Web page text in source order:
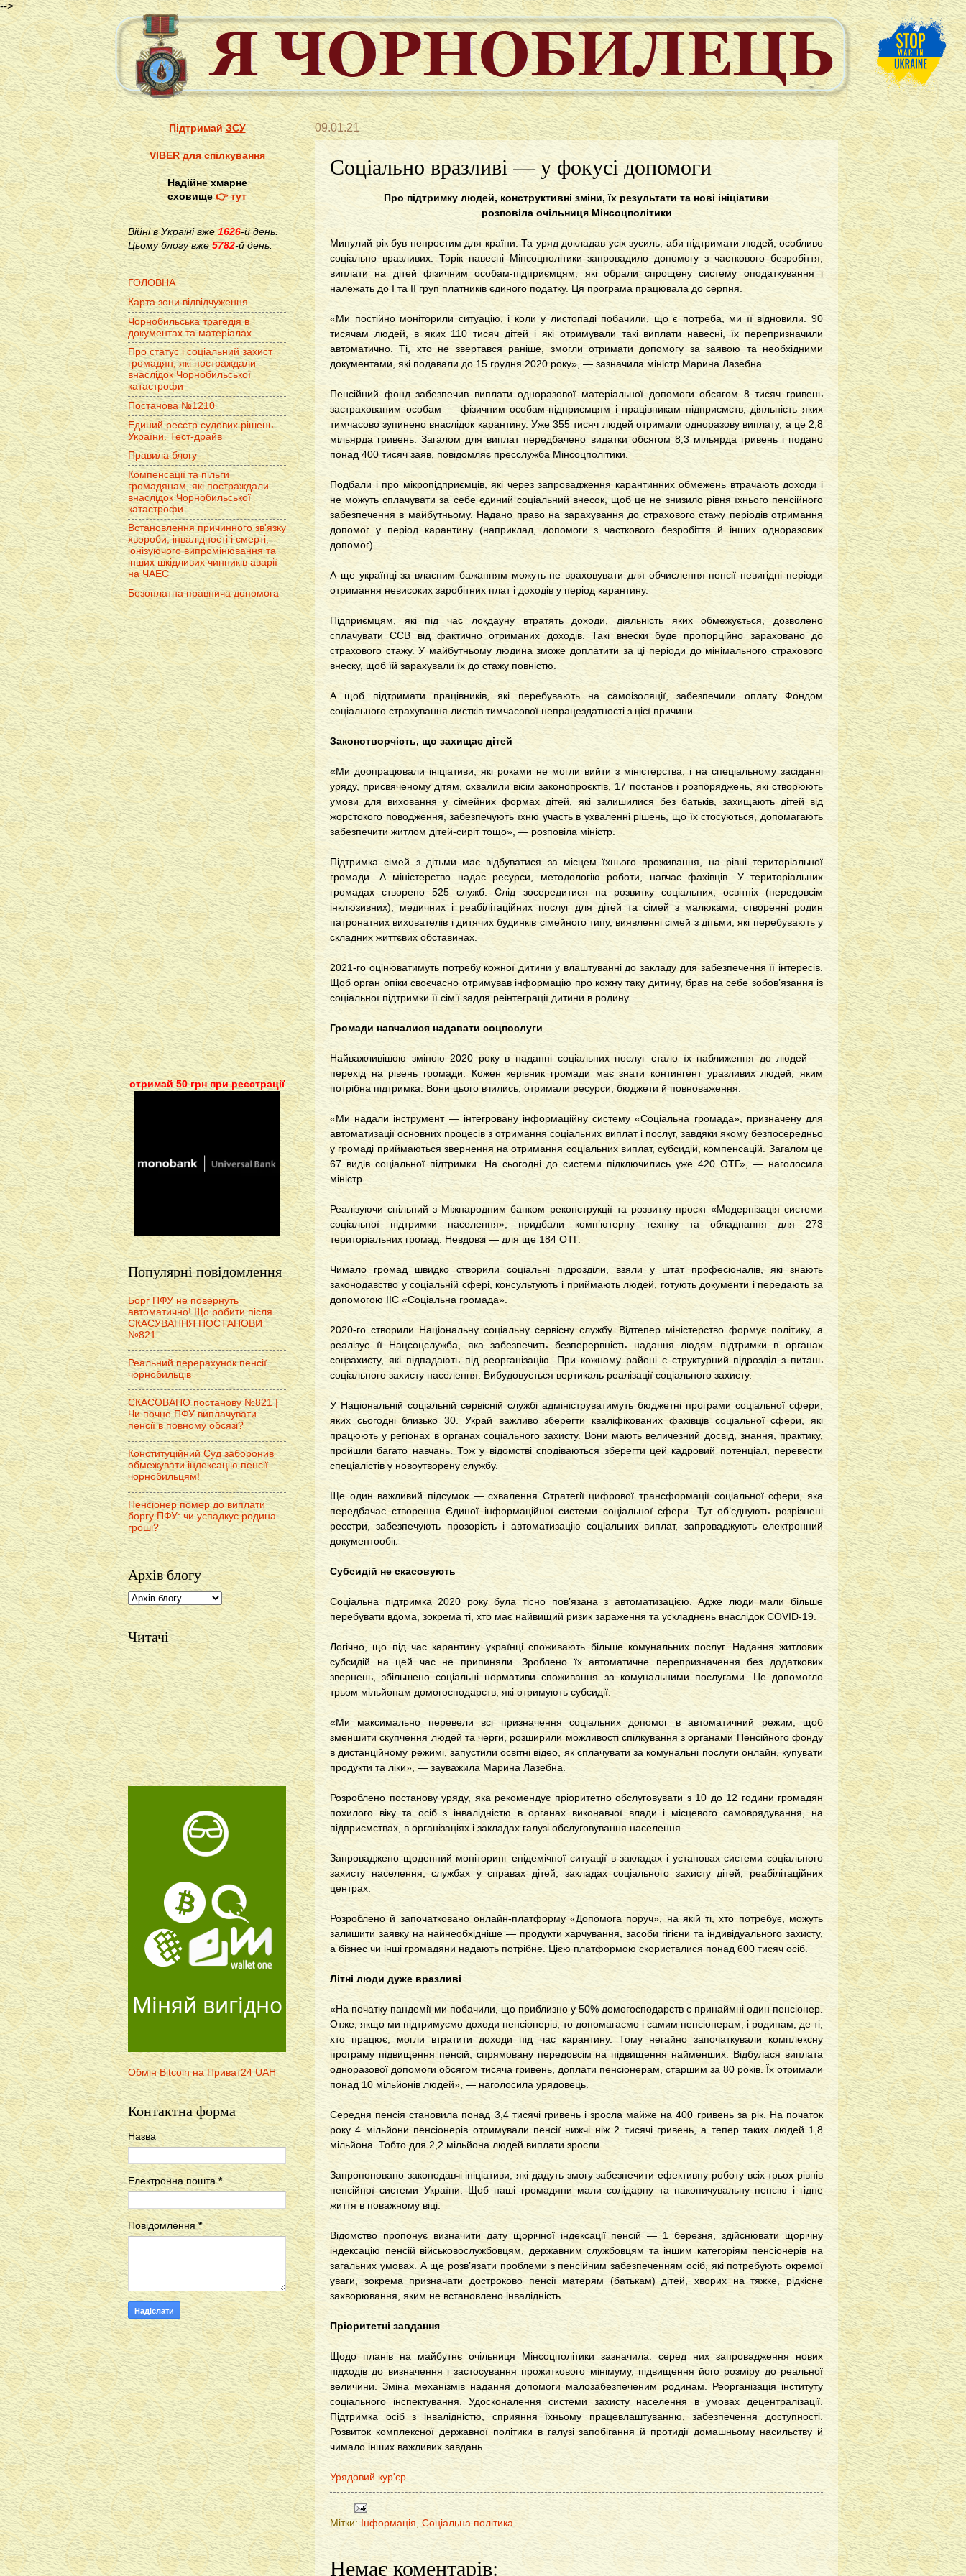
-->
09.01.21
Соціально вразливі — у фокусі допомоги
Про підтримку людей, конструктивні зміни, їх результати та нові ініціативи
розповіла очільниця Мінсоцполітики
Минулий рік був непростим для країни. Та уряд докладав усіх зусиль, аби підтримати людей, особливо
соціально вразливих. Торік навесні Мінсоцполітики запровадило допомогу з часткового безробіття,
виплати на дітей фізичним особам-підприємцям, які обрали спрощену систему оподаткування і
належать до І та ІІ груп платників єдиного податку. Ця програма працювала до серпня.
«Ми постійно моніторили ситуацію, і коли у листопаді побачили, що є потреба, ми її відновили. 90
тисячам людей, в яких 110 тисяч дітей і які отримували такі виплати навесні, їх перепризначили
автоматично. Ті, хто не звертався раніше, змогли отримати допомогу за заявою та необхідними
документами, які подавали до 15 грудня 2020 року», — зазначила міністр Марина Лазебна.
Пенсійний фонд забезпечив виплати одноразової матеріальної допомоги обсягом 8 тисяч гривень
застрахованим особам — фізичним особам-підприємцям і працівникам підприємств, діяльність яких
тимчасово зупинено внаслідок карантину. Уже 355 тисяч людей отримали одноразову виплату, а це 2,8
мільярда гривень. Загалом для виплат передбачено видатки обсягом 8,3 мільярда гривень і подано
понад 400 тисяч заяв, повідомляє пресслужба Мінсоцполітики.
Подбали і про мікропідприємців, які через запровадження карантинних обмежень втрачають доходи і
не можуть сплачувати за себе єдиний соціальний внесок, щоб це не знизило рівня їхнього пенсійного
забезпечення в майбутньому. Надано право на зарахування до страхового стажу періодів отримання
допомог у період карантину (наприклад, допомоги з часткового безробіття й інших одноразових
допомог).
А ще українці за власним бажанням можуть не враховувати для обчислення пенсії невигідні періоди
отримання невисоких заробітних плат і доходів у період карантину.
Підприємцям, які під час локдауну втратять доходи, діяльність яких обмежується, дозволено
сплачувати ЄСВ від фактично отриманих доходів. Такі внески буде пропорційно зараховано до
страхового стажу. У майбутньому людина зможе доплатити за ці періоди до мінімального страхового
внеску, щоб їй зарахували їх до стажу повністю.
А щоб підтримати працівників, які перебувають на самоізоляції, забезпечили оплату Фондом
соціального страхування листків тимчасової непрацездатності з цієї причини.
Законотворчість, що захищає дітей
«Ми доопрацювали ініціативи, які роками не могли вийти з міністерства, і на спеціальному засіданні
уряду, присвяченому дітям, схвалили вісім законопроєктів, 17 постанов і розпоряджень, які створюють
умови для виховання у сімейних формах дітей, які залишилися без батьків, захищають дітей від
жорстокого поводження, забезпечують їхню участь в ухваленні рішень, що їх стосуються, допомагають
забезпечити житлом дітей-сиріт тощо», — розповіла міністр.
Підтримка сімей з дітьми має відбуватися за місцем їхнього проживання, на рівні територіальної
громади. А міністерство надає ресурси, методологію роботи, навчає фахівців. У територіальних
громадах створено 525 служб. Слід зосередитися на розвитку соціальних, освітніх (передовсім
інклюзивних), медичних і реабілітаційних послуг для дітей та сімей з малюками, створенні родин
патронатних вихователів і дитячих будинків сімейного типу, виявленні сімей з дітьми, які перебувають у
складних життєвих обставинах.
2021-го оцінюватимуть потребу кожної дитини у влаштуванні до закладу для забезпечення її інтересів.
Щоб орган опіки своєчасно отримував інформацію про кожну таку дитину, брав на себе зобов’язання із
соціальної підтримки її сім’ї задля реінтеграції дитини в родину.
Громади навчалися надавати соцпослуги
Найважливішою зміною 2020 року в наданні соціальних послуг стало їх наближення до людей —
перехід на рівень громади. Кожен керівник громади має знати контингент уразливих людей, яким
потрібна підтримка. Вони цього вчились, отримали ресурси, бюджети й повноваження.
«Ми надали інструмент — інтегровану інформаційну систему «Соціальна громада», призначену для
автоматизації основних процесів з отримання соціальних виплат і послуг, завдяки якому безпосередньо
у громаді приймаються звернення на отримання соціальних виплат, субсидій, компенсацій. Загалом це
67 видів соціальної підтримки. На сьогодні до системи підключились уже 420 ОТГ», — наголосила
міністр.
Реалізуючи спільний з Міжнародним банком реконструкції та розвитку проєкт «Модернізація системи
соціальної підтримки населення», придбали комп’ютерну техніку та обладнання для 273
територіальних громад. Невдовзі — для ще 184 ОТГ.
Чимало громад швидко створили соціальні підрозділи, взяли у штат професіоналів, які знають
законодавство у соціальній сфері, консультують і приймають людей, готують документи і передають за
допомогою ІІС «Соціальна громада».
2020-го створили Національну соціальну сервісну службу. Відтепер міністерство формує політику, а
реалізує її Нацсоцслужба, яка забезпечить безперервність надання людям підтримки в органах
соцзахисту, які підпадають під реорганізацію. При кожному районі є структурний підрозділ з питань
соціального захисту населення. Вибудовується вертикаль реалізації соціального захисту.
У Національній соціальній сервісній службі адмініструватимуть бюджетні програми соціальної сфери,
яких сьогодні близько 30. Украй важливо зберегти кваліфікованих фахівців соціальної сфери, які
працюють у регіонах в органах соціального захисту. Вони мають величезний досвід, знан­ня, практику,
пройшли багато навчань. Тож у відомстві сподіваються зберегти цей кадровий потенціал, перевести
спеціалістів у новоутворену службу.
Ще один важливий підсумок — схвалення Стратегії цифрової трансформації соціальної сфери, яка
передбачає створення Єдиної інформаційної системи соціальної сфери. Тут об’єднують розрізнені
реєстри, забезпечують прозорість і автоматизацію соціальних виплат, запроваджують електрон­ний
документообіг.
Субсидій не скасовують
Соціальна підтримка 2020 року була тісно пов’язана з автоматизацією. Адже люди мали більше
перебувати вдома, зокрема ті, хто має найвищий ризик зараження та ускладнень внаслідок COVID-19.
Логічно, що під час карантину українці споживають більше комунальних послуг. Надання житлових
субсидій на цей час не припиняли. Зроблено їх автоматичне перепризначення без додаткових
звернень, збільшено соціальні нормативи споживання за комунальними послугами. Це допомогло
трьом мільйонам домогосподарств, які отримують субсидії.
«Ми максимально перевели всі призначення соціальних допомог в автоматичний режим, щоб
зменшити скупчення людей та черги, розширили можливості спілкування з органами Пенсійного фонду
в дистанційному режимі, запустили освітні відео, як сплачувати за комунальні послуги онлайн, купувати
продукти та ліки», — зауважила Марина Лазебна.
Розроблено постанову уряду, яка рекомендує пріоритетно обслуговувати з 10 до 12 години громадян
похилого віку та осіб з інвалідністю в органах виконавчої влади і місцевого самоврядування, на
підприємствах, в організаціях і закладах галузі обслуговування населення.
Запроваджено щоденний моніторинг епідемічної ситуації в закладах і установах системи соціального
захисту населення, службах у справах дітей, закладах соціального захисту дітей, реабілітаційних
центрах.
Розроблено й започатковано онлайн-платформу «Допомога поруч», на якій ті, хто потребує, можуть
залишити заявку на найнеобхідніше — продукти харчування, засоби гігієни та індивідуального захисту,
а бізнес чи інші громадяни надають потрібне. Цією платформою скористалися понад 600 тисяч осіб.
Літні люди дуже вразливі
«На початку пандемії ми побачили, що приблизно у 50% домогосподарств є принаймні один пенсіонер.
Отже, якщо ми підтримуємо доходи пенсіонерів, то допомагаємо і самим пенсіонерам, і родинам, де ті,
хто працює, могли втратити доходи під час карантину. Тому негайно започаткували комплексну
програму підвищення пенсій, спрямовану передовсім на підвищення найменших. Відбулася виплата
одноразової допомоги обсягом тисяча гривень, доплати пенсіонерам, старшим за 80 років. Їх отримали
понад 10 мільйонів людей», — наголосила урядовець.
Середня пенсія становила понад 3,4 тисячі гривень і зросла майже на 400 гривень за рік. На початок
року 4 мільйони пенсіонерів отримували пенсії нижчі ніж 2 тисячі гривень, а тепер таких людей 1,8
мільйона. Тобто для 2,2 мільйона людей виплати зросли.
Запропоновано законодавчі ініціативи, які дадуть змогу забезпечити ефективну роботу всіх трьох рівнів
пенсійної системи України. Щоб наші громадяни мали солідарну та накопичувальну пенсію і гідне
життя в поважному віці.
Відомство пропонує визначити дату щорічної індексації пенсій — 1 березня, здійснювати щорічну
індексацію пенсій військовослужбовцям, державним службовцям та іншим категоріям пенсіонерів на
загальних умовах. А ще розв’язати проблеми з пенсійним забезпеченням осіб, які потребують окремої
уваги, зокрема призначати достроково пенсії матерям (батькам) дітей, хворих на тяжке, рідкісне
захворювання, яким не встановлено інвалідність.
Пріоритетні завдання
Щодо планів на майбутнє очільниця Мінсоцполітики зазначила: серед них запровадження нових
підходів до визначення і застосування прожиткового мінімуму, підвищення його розміру до реальної
величини. Зміна механізмів надання допомоги малозабезпеченим родинам. Реорганізація інституту
соціального інспектування. Удосконалення системи захисту населення в умовах децентралізації.
Підтримка осіб з інвалідністю, сприяння їхньому працевлаштуванню, забезпечення доступності.
Розвиток комплексної державної політики в галузі запобігання й протидії домашньому насильству й
чимало інших важливих завдань.
Урядовий кур'єр
Мітки: Інформація, Соціальна політика
Немає коментарів:
ПідтримайЗСУ
VIBERдля спілкування
Надійне хмарне
сховище👉 тут
Війні в Україні вже1626-й день.
Цьому блогу вже 5782-й день.
ГОЛОВНА
Карта зони відвідчуження
Чорнобильська трагедія в
документах та матеріалах
Про статус і соціальний захист
громадян, які постраждали
внаслідок Чорнобильської
катастрофи
Постанова №1210
Единий реєстр судових рішень
України. Тест-драйв
Правила блогу
Компенсації та пільги
громадянам, які постраждали
внаслідок Чорнобильської
катастрофи
Встановлення причинного зв'язку
хвороби, інвалідності і смерті,
іонізуючого випромінювання та
інших шкідливих чинників аварії
на ЧАЕС
Безоплатна правнича допомога
отримай 50 грн при реєстрації
Популярні повідомлення
Борг ПФУ не повернуть
автоматично! Що робити після
СКАСУВАННЯ ПОСТАНОВИ
№821
Реальний перерахунок пенсії
чорнобильців
СКАСОВАНО постанову №821 |
Чи почне ПФУ виплачувати
пенсії в повному обсязі?
Конституційний Суд заборонив
обмежувати індексацію пенсії
чорнобильцям!
Пенсіонер помер до виплати
боргу ПФУ: чи успадкує родина
гроші?
Архів блогу
Читачі
Міняй вигідно
Обмін Bitcoin на Приват24 UAH
Контактна форма
Назва
Електронна пошта*
Повідомлення*